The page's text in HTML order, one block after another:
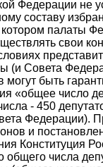
Федерации не
составу
палаты
свои
(и Совета
быть
«общее число
- 450
Федерации).
и
Конституция
общего числа